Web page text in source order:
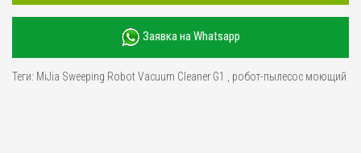
Заявка на Whatsapp
Теги: MiJia Sweeping Robot Vacuum Cleaner G1 робот-пылесос моющий